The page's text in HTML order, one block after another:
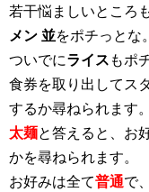
若干悩ましいところ
メン 並をポチっとな。
ついでにライス もポ
食券を取り出してス
するか尋ねられます。
太麺と答えると、お
かを尋ねられます。
お好みは全て普通で